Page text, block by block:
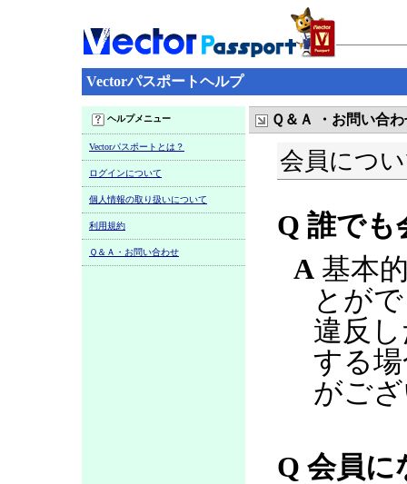
Vectorパスポートヘルプ
ヘルプメニュー
Vectorパスポートとは？
ログインについて
個人情報の取り扱いについて
利用規約
Ｑ＆Ａ・お問い合わせ
Ｑ＆Ａ ・お問い合
会員につ
Q 誰でも
A 基本
とが
違反
する
がご
Q 会員に